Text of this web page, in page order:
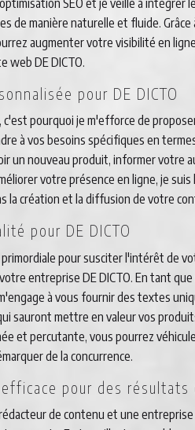
de manière naturelle et fluide. Grâce
augmenter votre visibilité en
web DE DICTO.
pour DE DICTO
pourquoi je m'efforce de
à vos besoins spécifiques en
un nouveau produit, informer votre
votre présence en ligne, je suis
la création et la diffusion de votre
pour DE DICTO
pour susciter l'intérêt de
entreprise DE DICTO. En tant
à vous fournir des textes
sauront mettre en valeur vos
et percutante, vous pourrez
de la concurrence.
pour des résultats
de contenu et une